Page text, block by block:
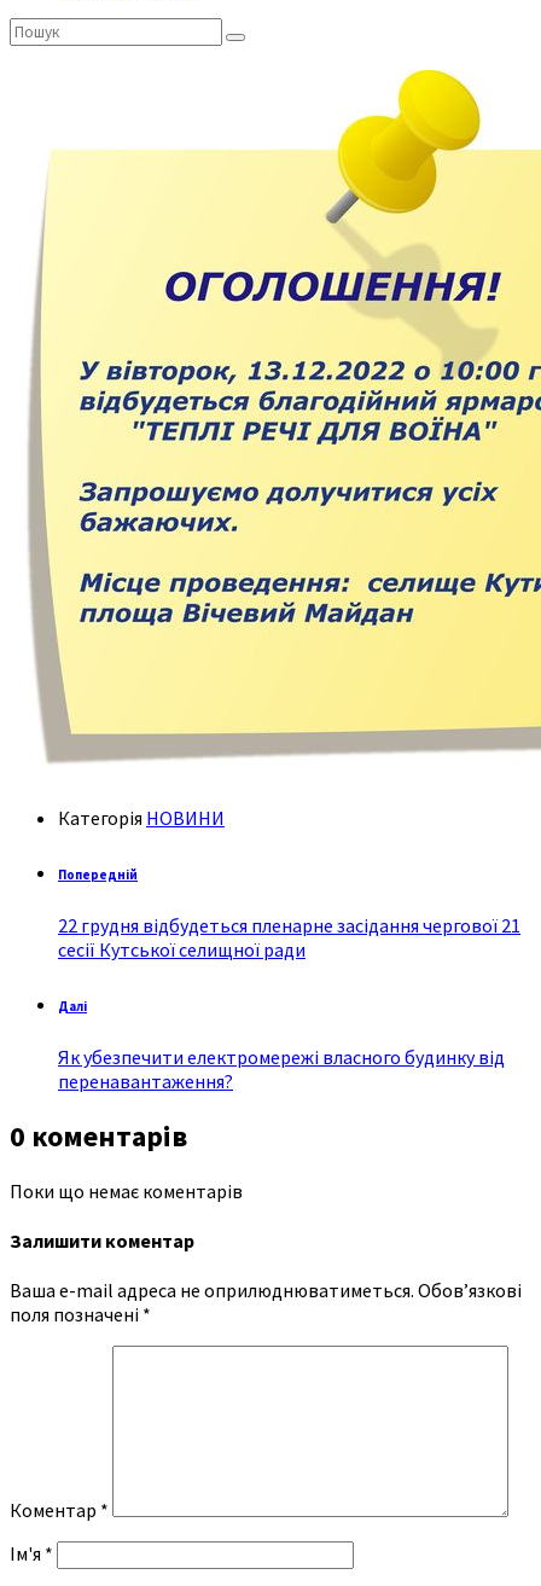
Пошук:
Категорія НОВИНИ
Попередній
22 грудня відбудеться пленарне засідання чергової 21
сесії Кутської селищної ради
Далі
Як убезпечити електромережі власного будинку від
перенавантаження?
0 коментарів
Поки що немає коментарів
Залишити коментар
Ваша e-mail адреса не оприлюднюватиметься. Обов’язкові
поля позначені *
Коментар *
Ім'я *